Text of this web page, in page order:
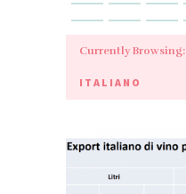
Currently Browsing:
ITALIANO